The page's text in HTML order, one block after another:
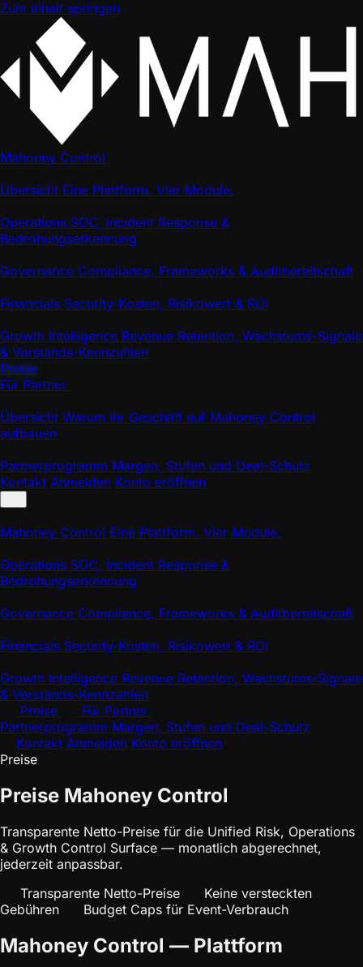
Zum Inhalt springen
Mahoney Control
Übersicht Eine Plattform. Vier Module.
Operations SOC, Incident Response &
Bedrohungserkennung
Governance Compliance, Frameworks & Auditbereitschaft
Financials Security-Kosten, Risikowert & ROI
Growth Intelligence Revenue Retention, Wachstums-Signale
& Vorstands-Kennzahlen
Preise
Für Partner
Übersicht Warum Ihr Geschäft auf Mahoney Control
aufbauen
Partnerprogramm Margen, Stufen und Deal-Schutz
Kontakt Anmelden Konto eröffnen
Mahoney Control Eine Plattform. Vier Module.
Operations SOC, Incident Response &
Bedrohungserkennung
Governance Compliance, Frameworks & Auditbereitschaft
Financials Security-Kosten, Risikowert & ROI
Growth Intelligence Revenue Retention, Wachstums-Signale
& Vorstands-Kennzahlen
Preise
Für Partner
Partnerprogramm Margen, Stufen und Deal-Schutz
Kontakt Anmelden Konto eröffnen
Preise
Preise Mahoney Control
Transparente Netto-Preise für die Unified Risk, Operations
& Growth Control Surface — monatlich abgerechnet,
jederzeit anpassbar.
Transparente Netto-Preise
Keine versteckten
Gebühren
Budget Caps für Event-Verbrauch
Mahoney Control — Plattform